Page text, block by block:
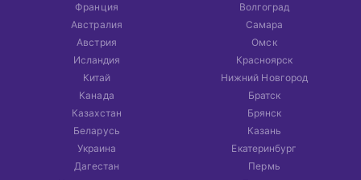
Франция
Австралия
Австрия
Исландия
Китай
Канада
Казахстан
Беларусь
Украина
Дагестан
Волгоград
Самара
Омск
Красноярск
Нижний Новгород
Братск
Брянск
Казань
Екатеринбург
Пермь